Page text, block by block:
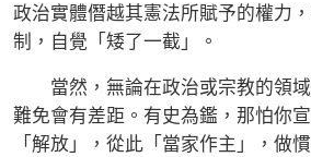
政治實體僭越其憲法所賦予的權力
制，自覺「矮了一截」。
當然，無論在政治或宗教的領域
難免會有差距。有史為鑑，那怕你
「解放」，從此「當家作主」，做